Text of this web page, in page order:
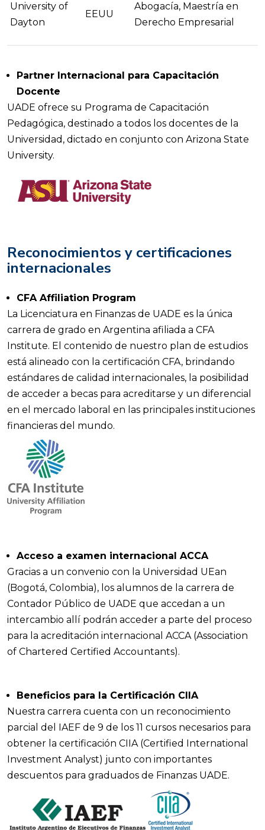
University of
Dayton
EEUU
Abogacía, Maestría en
Derecho Empresarial
Partner Internacional para Capacitación
Docente
UADE ofrece su Programa de Capacitación
Pedagógica, destinado a todos los docentes de la
Universidad, dictado en conjunto con Arizona State
University.
Reconocimientos y certificaciones
internacionales
CFA Affiliation Program
La Licenciatura en Finanzas de UADE es la única
carrera de grado en Argentina afiliada a CFA
Institute. El contenido de nuestro plan de estudios
está alineado con la certificación CFA, brindando
estándares de calidad internacionales, la posibilidad
de acceder a becas para acreditarse y un diferencial
en el mercado laboral en las principales instituciones
financieras del mundo.
Acceso a examen internacional ACCA
Gracias a un convenio con la Universidad UEan
(Bogotá, Colombia), los alumnos de la carrera de
Contador Público de UADE que accedan a un
intercambio allí podrán acceder a parte del proceso
para la acreditación internacional ACCA (Association
of Chartered Certified Accountants).
Beneficios para la Certificación CIIA
Nuestra carrera cuenta con un reconocimiento
parcial del IAEF de 9 de los 11 cursos necesarios para
obtener la certificación CIIA (Certified International
Investment Analyst) junto con importantes
descuentos para graduados de Finanzas UADE.